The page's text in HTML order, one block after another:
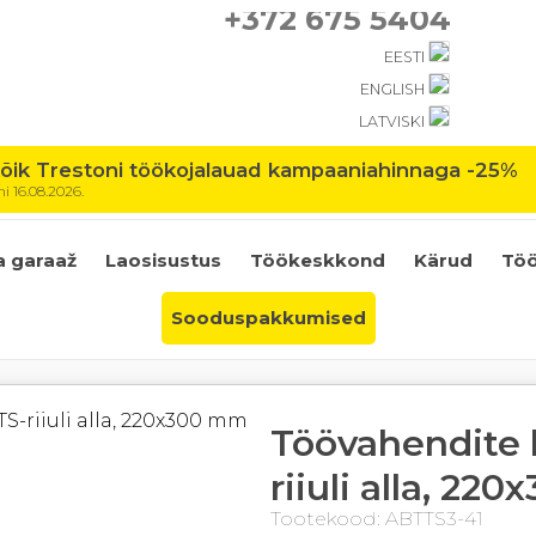
+372 675 5404
EESTI
ENGLISH
LATVISKI
Trestoni töökojalauad kampaaniahinnaga -25%
garaaž Laosisustus Töökeskkond Kärud
Sooduspakkumised
Töövahendite
riiuli alla,
Tootekood: ABTTS3-41